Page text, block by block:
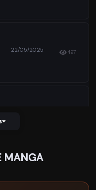
22/05/2025 497
MANGA